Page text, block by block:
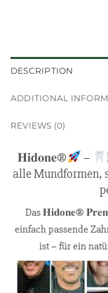
DESCRIPTION
ADDITIONAL
REVIEWS (0)
𝐇𝐢𝐝𝐨𝐧𝐞® –
alle Mundformen,
Das 𝐇𝐢𝐝𝐨𝐧𝐞®
einfach passende
ist – für ein